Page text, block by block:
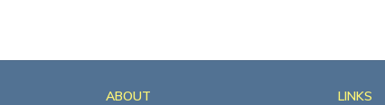
ABOUT LINKS